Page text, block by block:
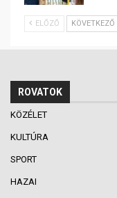
ELŐZŐ KÖVETKEZŐ
ROVATOK
KÖZÉLET
KULTÚRA
SPORT
HAZAI